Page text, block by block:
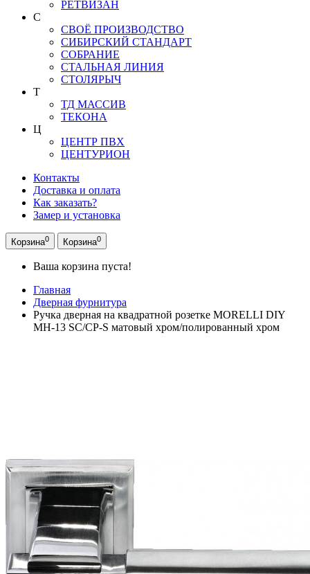
РЕТВИЗАН
С
СВОЁ ПРОИЗВОДСТВО
СИБИРСКИЙ СТАНДАРТ
СОБРАНИЕ
СТАЛЬНАЯ ЛИНИЯ
СТОЛЯРЫЧ
Т
ТД МАССИВ
ТЕКОНА
Ц
ЦЕНТР ПВХ
ЦЕНТУРИОН
Контакты
Доставка и оплата
Как заказать?
Замер и установка
Корзина0 Корзина0
Ваша корзина пуста!
Главная
Дверная фурнитура
Ручка дверная на квадратной розетке MORELLI DIY
MH-13 SC/CP-S матовый хром/полированный хром